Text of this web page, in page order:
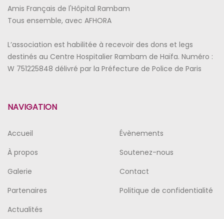
Amis Français de l'Hôpital Rambam
Tous ensemble, avec AFHORA
L’association est habilitée à recevoir des dons et legs
destinés au Centre Hospitalier Rambam de Haïfa. Numéro :
W 751225848 délivré par la Préfecture de Police de Paris
NAVIGATION
Accueil
À propos
Galerie
Partenaires
Actualités
Évènements
Soutenez-nous
Contact
Politique de confidentialité